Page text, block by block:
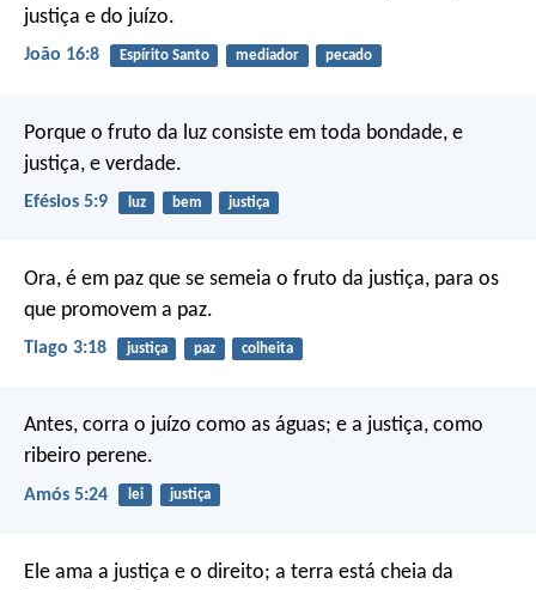
justiça e do juízo.
João 16:8 Espírito Santo mediador pecado
Porque o fruto da luz consiste em toda bondade, e
justiça, e verdade.
Efésios 5:9 luz bem justiça
Ora, é em paz que se semeia o fruto da justiça, para os
que promovem a paz.
Tiago 3:18 justiça paz colheita
Antes, corra o juízo como as águas; e a justiça, como
ribeiro perene.
Amós 5:24 lei justiça
Ele ama a justiça e o direito; a terra está cheia da